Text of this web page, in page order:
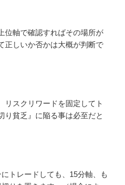
位軸で確認すればその場所が
正しいか否かは大概が判断で
リスクリワードを固定してト
り貧乏』に陥る事は必至だと
トレードしても、15分軸、も